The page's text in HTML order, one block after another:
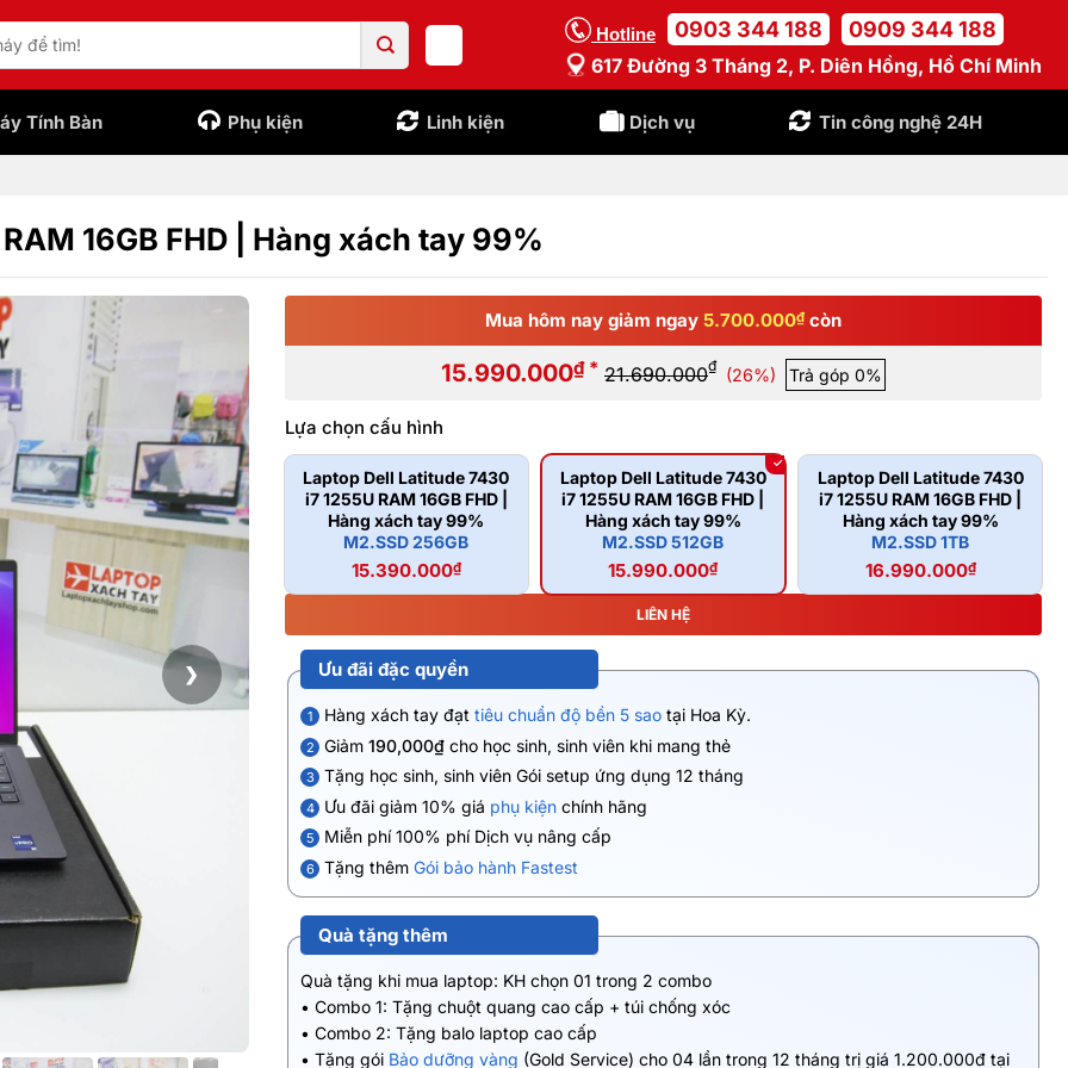
Hotline 0903 344 188 0909 344 188
617 Đường 3 Tháng 2, P. Diên Hồng, Hồ Chí Minh
Tính Bàn Phụ kiện Linh kiện Dịch vụ Tin công nghệ 24H
16GB FHD | Hàng xách tay 99%
❯
Mua hôm nay giảm ngay 5.700.000₫ còn
15.990.000₫ * 21.690.000₫ (26%) Trả góp 0%
Lựa chọn cấu hình
Laptop Dell Latitude 7430
i7 1255U RAM 16GB FHD |
Hàng xách tay 99%
M2.SSD 256GB
15.390.000₫
Laptop Dell Latitude 7430
i7 1255U RAM 16GB FHD |
Hàng xách tay 99%
M2.SSD 512GB
15.990.000₫
Laptop Dell Latitude 7430
i7 1255U RAM 16GB FHD |
Hàng xách tay 99%
M2.SSD 1TB
16.990.000₫
LIÊN HỆ
Ưu đãi đặc quyền
1 Hàng xách tay đạt tiêu chuẩn độ bền 5 sao tại Hoa Kỳ.
2 Giảm 190,000₫ cho học sinh, sinh viên khi mang thẻ
3 Tặng học sinh, sinh viên Gói setup ứng dụng 12 tháng
4 Ưu đãi giảm 10% giá phụ kiện chính hãng
5 Miễn phí 100% phí Dịch vụ nâng cấp
6 Tặng thêm Gói bảo hành Fastest
Quà tặng thêm
Quà tặng khi mua laptop: KH chọn 01 trong 2 combo
• Combo 1: Tặng chuột quang cao cấp + túi chống xóc
• Combo 2: Tặng balo laptop cao cấp
• Tặng gói Bảo dưỡng vàng (Gold Service) cho 04 lần trong 12 tháng trị giá 1.200.000đ tại